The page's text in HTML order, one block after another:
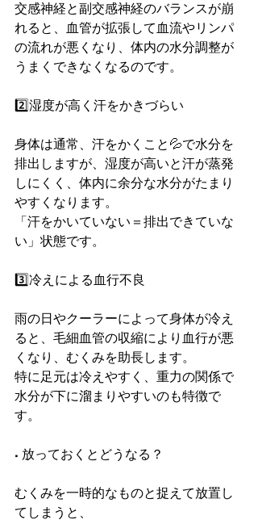
交感神経と副交感神経のバランスが崩
れると、血管が拡張して血流やリンパ
の流れが悪くなり、体内の水分調整が
うまくできなくなるのです。
2️⃣湿度が高く汗をかきづらい
身体は通常、汗をかくこと💦で水分を
排出しますが、湿度が高いと汗が蒸発
しにくく、体内に余分な水分がたまり
やすくなります。
「汗をかいていない＝排出できていな
い」状態です。
3️⃣冷えによる血行不良
雨の日やクーラーによって身体が冷え
ると、毛細血管の収縮により血行が悪
くなり、むくみを助長します。
特に足元は冷えやすく、重力の関係で
水分が下に溜まりやすいのも特徴で
す。
■ 放っておくとどうなる？
むくみを一時的なものと捉えて放置し
てしまうと、